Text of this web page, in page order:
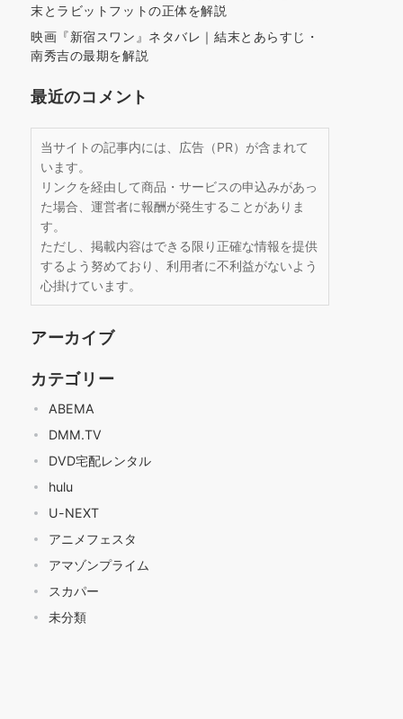
末とラビットフットの正体を解説
映画『新宿スワン』ネタバレ｜結末とあらすじ・
南秀吉の最期を解説
最近のコメント
当サイトの記事内には、広告（PR）が含まれて
います。
リンクを経由して商品・サービスの申込みがあっ
た場合、運営者に報酬が発生することがありま
す。
ただし、掲載内容はできる限り正確な情報を提供
するよう努めており、利用者に不利益がないよう
心掛けています。
アーカイブ
カテゴリー
ABEMA
DMM.TV
DVD宅配レンタル
hulu
U-NEXT
アニメフェスタ
アマゾンプライム
スカパー
未分類